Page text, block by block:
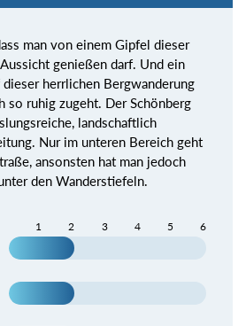
man von einem Gipfel dieser
genießen darf. Und ein
dieser herrlichen Bergwanderung
so ruhig zugeht. Der Schönberg
landschaftlich
Nur im unteren Bereich geht
ansonsten hat man jedoch
den Wanderstiefeln.
1 2 3 4 5 6